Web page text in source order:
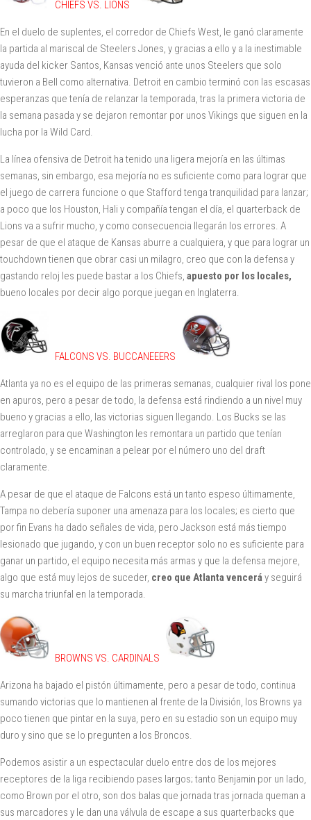
CHIEFS VS. LIONS
En el duelo de suplentes, el corredor de Chiefs West, le ganó claramente
la partida al mariscal de Steelers Jones, y gracias a ello y a la inestimable
ayuda del kicker Santos, Kansas venció ante unos Steelers que solo
tuvieron a Bell como alternativa. Detroit en cambio terminó con las escasas
esperanzas que tenía de relanzar la temporada, tras la primera victoria de
la semana pasada y se dejaron remontar por unos Vikings que siguen en la
lucha por la Wild Card.
La línea ofensiva de Detroit ha tenido una ligera mejoría en las últimas
semanas, sin embargo, esa mejoría no es suficiente como para lograr que
el juego de carrera funcione o que Stafford tenga tranquilidad para lanzar;
a poco que los Houston, Hali y compañía tengan el día, el quarterback de
Lions va a sufrir mucho, y como consecuencia llegarán los errores. A
pesar de que el ataque de Kansas aburre a cualquiera, y que para lograr un
touchdown tienen que obrar casi un milagro, creo que con la defensa y
gastando reloj les puede bastar a los Chiefs, apuesto por los locales,
bueno locales por decir algo porque juegan en Inglaterra.
FALCONS VS. BUCCANEEERS
Atlanta ya no es el equipo de las primeras semanas, cualquier rival los pone
en apuros, pero a pesar de todo, la defensa está rindiendo a un nivel muy
bueno y gracias a ello, las victorias siguen llegando. Los Bucks se las
arreglaron para que Washington les remontara un partido que tenían
controlado, y se encaminan a pelear por el número uno del draft
claramente.
A pesar de que el ataque de Falcons está un tanto espeso últimamente,
Tampa no debería suponer una amenaza para los locales; es cierto que
por fin Evans ha dado señales de vida, pero Jackson está más tiempo
lesionado que jugando, y con un buen receptor solo no es suficiente para
ganar un partido, el equipo necesita más armas y que la defensa mejore,
algo que está muy lejos de suceder, creo que Atlanta venceráy seguirá
su marcha triunfal en la temporada.
BROWNS VS. CARDINALS
Arizona ha bajado el pistón últimamente, pero a pesar de todo, continua
sumando victorias que lo mantienen al frente de la División, los Browns ya
poco tienen que pintar en la suya, pero en su estadio son un equipo muy
duro y sino que se lo pregunten a los Broncos.
Podemos asistir a un espectacular duelo entre dos de los mejores
receptores de la liga recibiendo pases largos; tanto Benjamin por un lado,
como Brown por el otro, son dos balas que jornada tras jornada queman a
sus marcadores y le dan una válvula de escape a sus quarterbacks que